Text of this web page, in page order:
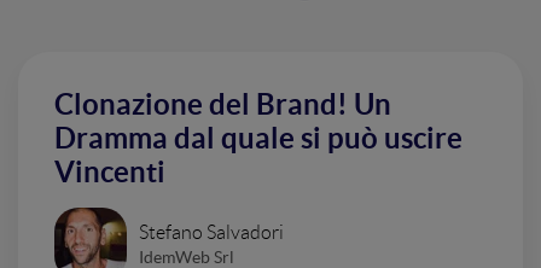
Clonazione del Brand! Un
Dramma dal quale si può uscire
Vincenti
Stefano Salvadori
IdemWeb Srl